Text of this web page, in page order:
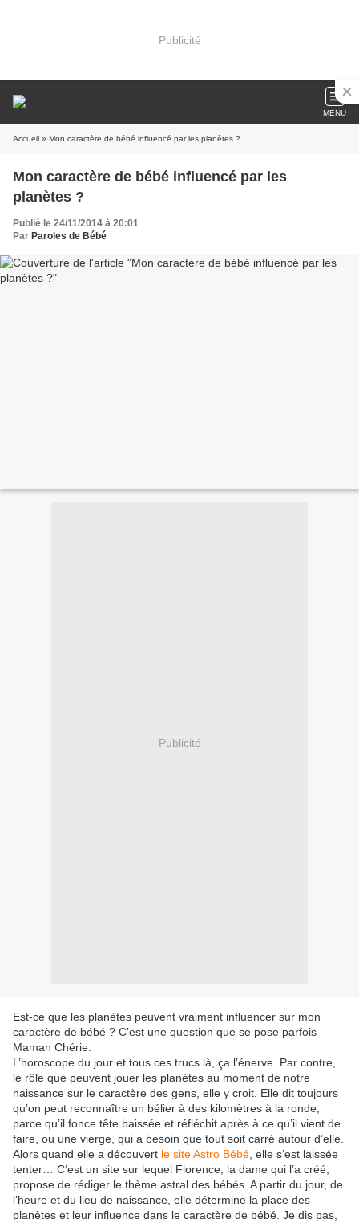
Publicité
MENU
Accueil » Mon caractère de bébé influencé par les planètes ?
Mon caractère de bébé influencé par les
planètes ?
Publié le 24/11/2014 à 20:01
Par Paroles de Bébé
Publicité
Est-ce que les planètes peuvent vraiment influencer sur mon
caractère de bébé ? C’est une question que se pose parfois
Maman Chérie.
L’horoscope du jour et tous ces trucs là, ça l’énerve. Par contre,
le rôle que peuvent jouer les planètes au moment de notre
naissance sur le caractère des gens, elle y croit. Elle dit toujours
qu’on peut reconnaître un bélier à des kilomètres à la ronde,
parce qu’il fonce tête baissée et réfléchit après à ce qu’il vient de
faire, ou une vierge, qui a besoin que tout soit carré autour d’elle.
Alors quand elle a découvert le site Astro Bébé , elle s’est laissée
tenter… C’est un site sur lequel Florence, la dame qui l’a créé,
propose de rédiger le thème astral des bébés. A partir du jour, de
l’heure et du lieu de naissance, elle détermine la place des
planètes et leur influence dans le caractère de bébé. Je dis pas,